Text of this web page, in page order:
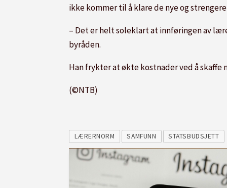
ikke kommer til å klare de nye og
– Det er helt soleklart at innføringen av
byråden.
Han frykter at økte kostnader ved å
(©NTB)
LÆRERNORM SAMFUNN STATSBUDSJETT